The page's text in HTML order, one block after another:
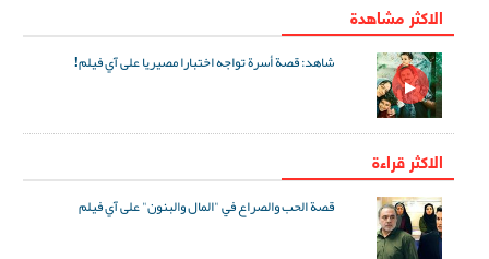
الاكثر مشاهدة
شاهد: قصة أسرة تواجه اختبارا مصيريا على آي فيلم!
الاكثر قراءة
قصة الحب والصراع في "المال والبنون" على آي فيلم